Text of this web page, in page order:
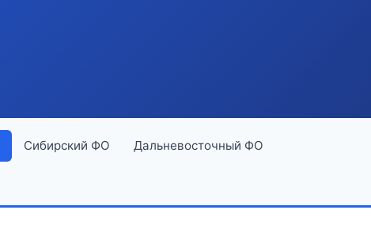
Сибирский ФО Дальневосточный ФО